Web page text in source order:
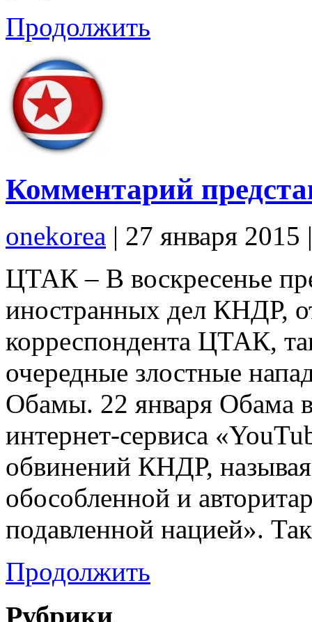
Продолжить
Комментарий
onekorea | 27 января 2015
ЦТАК – В воскресенье
иностранных дел КНДР,
корреспондента ЦТАК,
очередные злостные
Обамы. 22 января Обама
интернет-сервиса
обвинений КНДР,
обособленной и
подавленной нацией».
Продолжить